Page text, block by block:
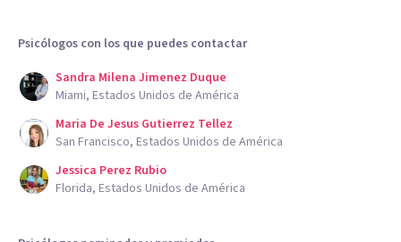
Psicólogos con los que puedes contactar
Sandra Milena Jimenez Duque
Miami, Estados Unidos de América
Maria De Jesus Gutierrez Tellez
San Francisco, Estados Unidos de América
Jessica Perez Rubio
Florida, Estados Unidos de América